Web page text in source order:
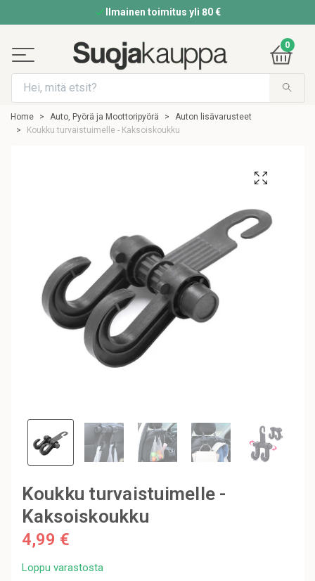
Ilmainen toimitus yli 80 €
0
Home Auto, Pyörä ja Moottoripyörä
Auton lisävarusteet
Koukku turvaistuimelle - Kaksoiskoukku
Koukku turvaistuimelle -
Kaksoiskoukku
4,99 €
Loppu varastosta